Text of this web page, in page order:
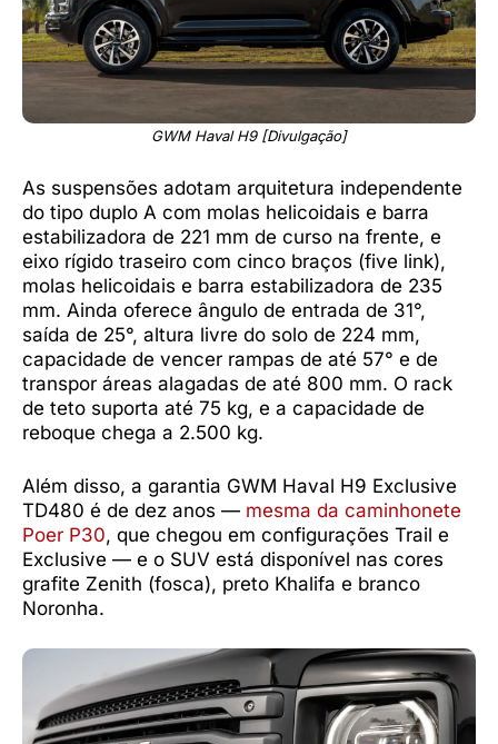
GWM Haval H9 [Divulgação]
As suspensões adotam arquitetura independente
do tipo duplo A com molas helicoidais e barra
estabilizadora de 221 mm de curso na frente, e
eixo rígido traseiro com cinco braços (five link),
molas helicoidais e barra estabilizadora de 235
mm. Ainda oferece ângulo de entrada de 31°,
saída de 25°, altura livre do solo de 224 mm,
capacidade de vencer rampas de até 57° e de
transpor áreas alagadas de até 800 mm. O rack
de teto suporta até 75 kg, e a capacidade de
reboque chega a 2.500 kg.
Além disso, a garantia GWM Haval H9 Exclusive
TD480 é de dez anos — mesma da caminhonete
Poer P30, que chegou em configurações Trail e
Exclusive — e o SUV está disponível nas cores
grafite Zenith (fosca), preto Khalifa e branco
Noronha.